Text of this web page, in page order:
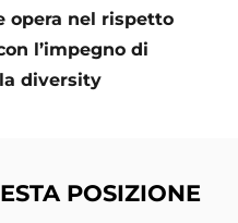
opera nel rispetto
l’impegno di
diversity
POSIZIONE